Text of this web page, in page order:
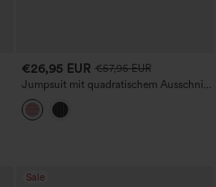
€26,95 EUR €57,95 EUR
Jumpsuit mit quadratischem Ausschnitt,
verstellbaren Trägern, ärmellos, mit
Gürtel, gestreift, lässig, mit
leinenähnlichem Griff und Taschen –
Sale